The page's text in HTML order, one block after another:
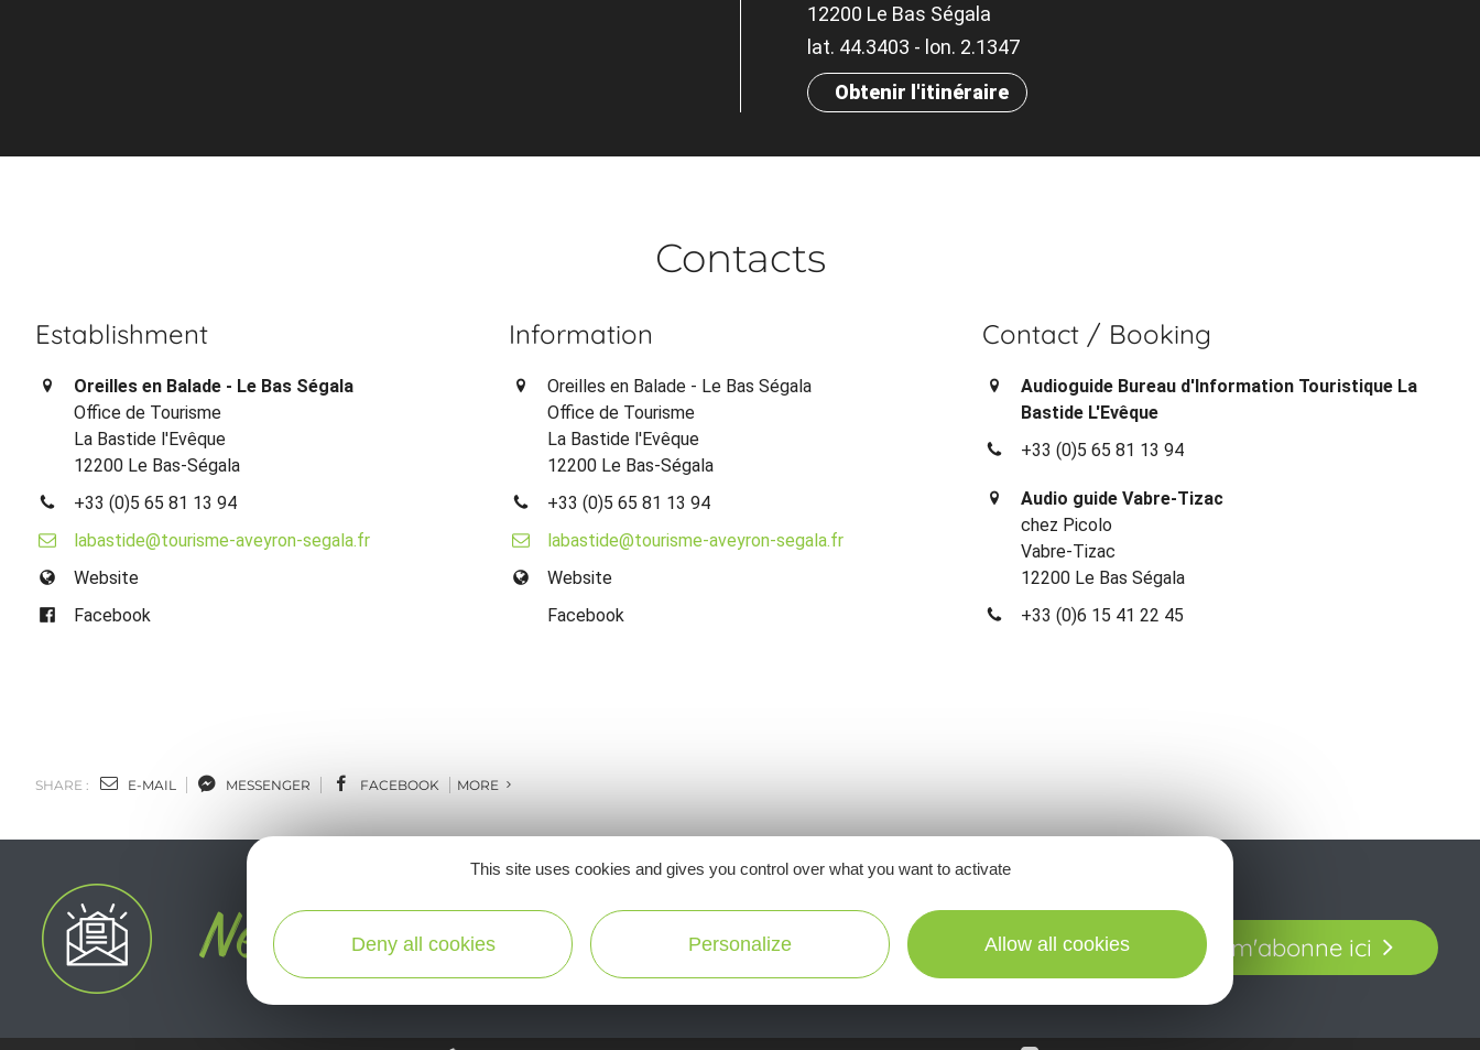
12200 Le Bas Ségala
lat. 44.3403 - lon. 2.1347
Obtenir l'itinéraire
Contacts
Establishment
Oreilles en Balade - Le Bas Ségala
Office de Tourisme
La Bastide l'Evêque
12200 Le Bas-Ségala
+33 (0)5 65 81 13 94
labastide@tourisme-aveyron-segala.fr
Website
Facebook
Information
Oreilles en Balade - Le Bas Ségala
Office de Tourisme
La Bastide l'Evêque
12200 Le Bas-Ségala
+33 (0)5 65 81 13 94
labastide@tourisme-aveyron-segala.fr
Website
Facebook
Contact / Booking
Audioguide Bureau d'Information Touristique La
Bastide L'Evêque
+33 (0)5 65 81 13 94
Audio guide Vabre-Tizac
chez Picolo
Vabre-Tizac
12200 Le Bas Ségala
+33 (0)6 15 41 22 45
SHARE : E-MAIL MESSENGER FACEBOOK MORE
Ne manquez pas notre newsletter mensuelle et laissez-vous
inspirer pour profiter pleinement de votre séjour en Aveyron.
Je m'abonne ici
This site uses cookies and gives you control over what you want to activate
Deny all cookies Personalize Allow all cookies